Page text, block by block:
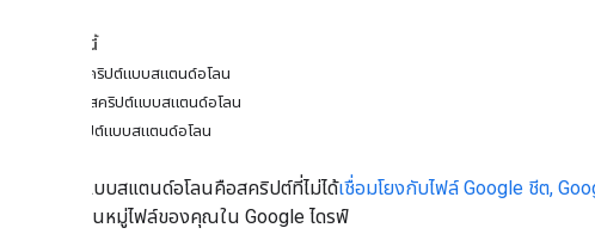
ในหน้านี้
สร้างสคริปต์แบบสแตนด์อโลน
เรียกใช้สคริปต์แบบสแตนด์อโลน
ใช้สคริปต์แบบสแตนด์อโลน
สคริปต์แบบสแตนด์อโลนคือสคริปต์ที่ไม่ได้เชื่อมโยงกับไฟล์ Google ชีต,
ปรากฏ ในหมู่ไฟล์ของคุณใน Google ไดรฟ์